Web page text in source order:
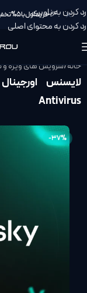
🎉خرید اول با 5% تخفیف + امتیاز + جم و 5% کش بک
رد کردن به ناوبری
رد کردن به محتوای اصلی
خانه/سرویس های ویژه و
Antivirus
-37%